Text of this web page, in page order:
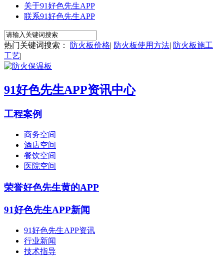
关于91好色先生APP
联系91好色先生APP
热门关键词搜索： 防火板价格| 防火板使用方法| 防火板施工
工艺|
91好色先生APP资讯中心
工程案例
商务空间
酒店空间
餐饮空间
医院空间
荣誉好色先生黄的APP
91好色先生APP新闻
91好色先生APP资讯
行业新闻
技术指导